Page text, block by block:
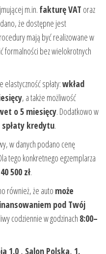
m.in. fakturę VAT oraz
że dostępne jest
mają być realizowane w
formalności bez wielokrotnych
spłaty:wkład
, a także możliwość
o 5 miesięcy. Dodatkowo w
kredytu.
w danych podano cenę
tego konkretnego egzemplarza
40 500 zł.
również, że auto może
pod Twój
codziennie w godzinach 8:00–
1.0 , Salon Polska, 1.